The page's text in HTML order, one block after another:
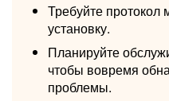
Требуйте протокол
установку.
Планируйте
чтобы вовремя
проблемы.